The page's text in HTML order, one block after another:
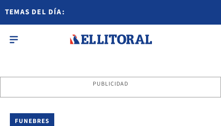
TEMAS DEL DÍA:
PUBLICIDAD
FUNEBRES